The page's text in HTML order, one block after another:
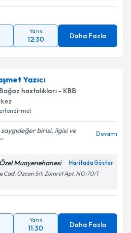
Yarın
12:30 Daha Fazla
Yazıcı
hastalıkları - KBB
birisi, ilgisi ve
Devamı
Muayenehanesi Haritada Göster
Cad. Özcan Sit. Zümrüt Apt. NO:70/1
Yarın
11:30 Daha Fazla